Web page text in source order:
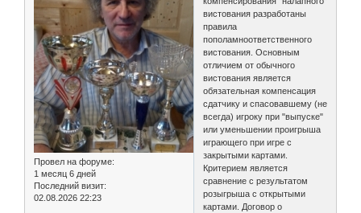
Провел на форуме:
1 месяц 6 дней
Последний визит:
02.08.2026 22:23
вистования разработаны
правила
пополамноответственного
вистования. Основным
отличием от обычного
вистования является
обязательная компенсация
сдатчику и спасовавшему (не
всегда) игроку при "выпуске"
или уменьшении проигрыша
играющего при игре с
закрытыми картами.
Критерием является
сравнение с результатом
розыгрыша с открытыми
картами. Договор о